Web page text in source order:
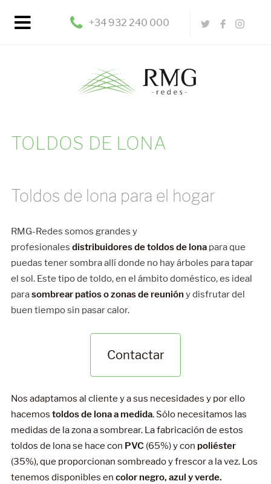
+34 932 240 000
TOLDOS DE LONA
Toldos de lona para el hogar
RMG-Redes somos grandes y
profesionales distribuidores de toldos de lonapara que
puedas tener sombra allí donde no hay árboles para tapar
el sol. Este tipo de toldo, en el ámbito doméstico, es ideal
parasombrear patios o zonas de reunión y disfrutar del
buen tiempo sin pasar calor.
Contactar
Nos adaptamos al cliente y a sus necesidades y por ello
hacemos toldos de lona a medida. Sólo necesitamos las
medidas de la zona a sombrear. La fabricación de estos
toldos de lona se hace con PVC (65%) y con poliéster
(35%), que proporcionan sombreado y frescor a la vez. Los
tenemos disponibles en color negro, azul y verde.